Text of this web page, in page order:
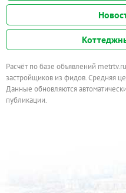
Расчёт по базе объявлений
застройщиков из фидов. Средняя
Данные обновляются
публикации.